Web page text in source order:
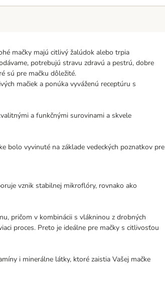
mačky majú citlivý žalúdok alebo trpia
potrebujú stravu zdravú a pestrú, dobre
sú pre mačku dôležité.
mačiek a ponúka vyváženú receptúru s
a funkčnými surovinami a skvele
bolo vyvinuté na základe vedeckých poznatkov pre
vznik stabilnej mikroflóry, rovnako ako
pričom v kombinácii s vlákninou z drobných
proces. Preto je ideálne pre mačky s citlivosťou
i minerálne látky, ktoré zaistia Vašej mačke